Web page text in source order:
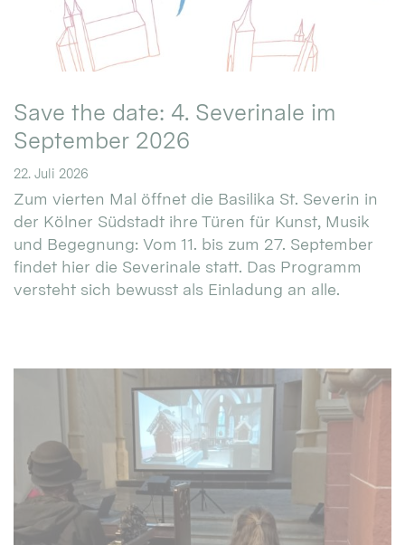
Save the date: 4. Severinale im
September 2026
22. Juli 2026
Zum vierten Mal öffnet die Basilika St. Severin in
der Kölner Südstadt ihre Türen für Kunst, Musik
und Begegnung: Vom 11. bis zum 27. September
findet hier die Severinale statt. Das Programm
versteht sich bewusst als Einladung an alle.